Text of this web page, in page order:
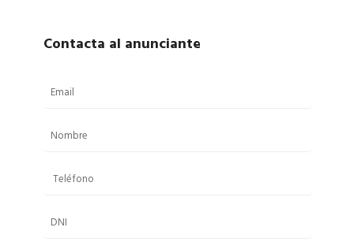
Contacta al anunciante